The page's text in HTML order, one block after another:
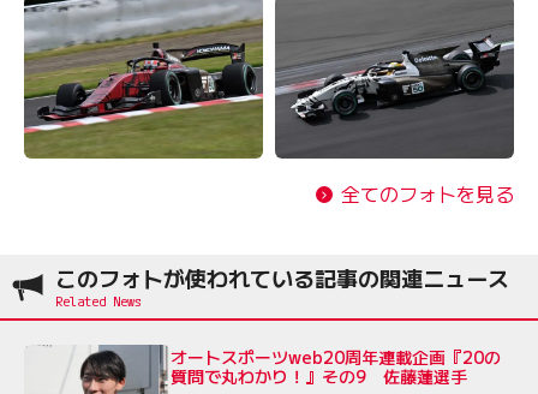
全てのフォトを見る
このフォトが使われている記事の関連ニュース
オートスポーツweb20周年連載企画『20の
質問で丸わかり！』その9 佐藤蓮選手